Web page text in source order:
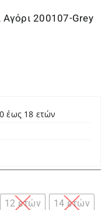
200107-Grey
έως 18 ετών
12 ετών 14 ετών